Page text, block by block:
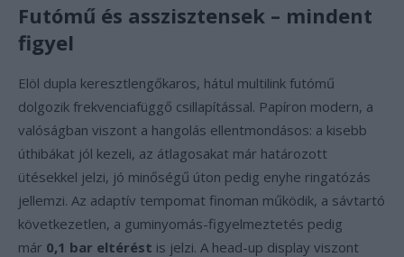
Futómű és asszisztensek – mindent
figyel
Elöl dupla keresztlengőkaros, hátul multilink futómű
dolgozik frekvenciafüggő csillapítással. Papíron modern, a
valóságban viszont a hangolás ellentmondásos: a kisebb
úthibákat jól kezeli, az átlagosakat már határozott
ütésekkel jelzi, jó minőségű úton pedig enyhe ringatózás
jellemzi. Az adaptív tempomat finoman működik, a sávtartó
következetlen, a guminyomás-figyelmeztetés pedig
már 0,1 bar eltérést is jelzi. A head-up display viszont